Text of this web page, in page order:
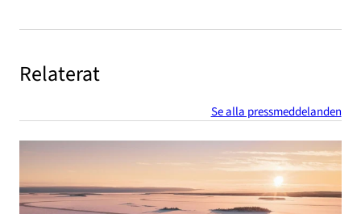
Relaterat
Se alla pressmeddelanden